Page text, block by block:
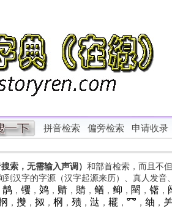
拼音检索 偏旁检索 申请收录
索，无需输入声调） 和部首检索，而且不
汉字的字源（汉字起源来历）、真人发音
䴖， 䦆， 䴔， 䞍， 䝼， 䲡 ， 䲟 ， 䦟 ， 䦃，
， 㩳， 㧐 ， 㭎 ， 㱮， 㳠 ， 䎱 ， ⺳ ， 䌷 ，